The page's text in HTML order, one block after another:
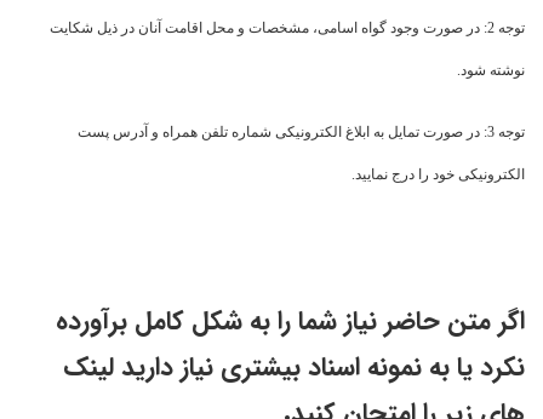
توجه 2: در صورت وجود گواه اسامی، مشخصات و محل اقامت آنان در ذیل شکایت
نوشته شود.
توجه 3: در صورت تمایل به ابلاغ الکترونیکی شماره تلفن همراه و آدرس پست
الکترونیکی خود را درج نمایید.
اگر متن حاضر نیاز شما را به شکل کامل برآورده
نکرد یا به نمونه اسناد بیشتری نیاز دارید لینک